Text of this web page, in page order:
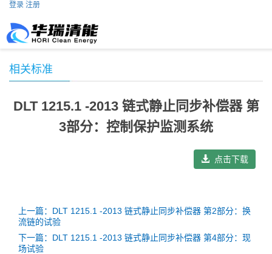
登录 注册
相关标准
DLT 1215.1 -2013 链式静止同步补偿器 第
3部分：控制保护监测系统
点击下载
上一篇：DLT 1215.1 -2013 链式静止同步补偿器 第2部分：换
流链的试验
下一篇：DLT 1215.1 -2013 链式静止同步补偿器 第4部分：现
场试验